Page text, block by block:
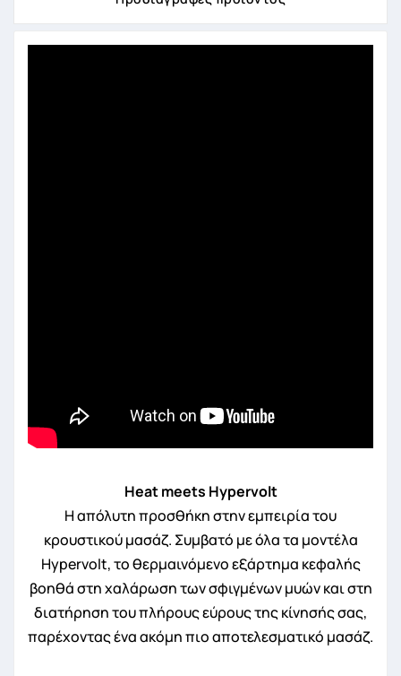
Heat meets Hypervolt
Η απόλυτη προσθήκη στην εμπειρία του
κρουστικού μασάζ. Συμβατό με όλα τα μοντέλα
Hypervolt, το θερμαινόμενο εξάρτημα κεφαλής
βοηθά στη χαλάρωση των σφιγμένων μυών και στη
διατήρηση του πλήρους εύρους της κίνησής σας,
παρέχοντας ένα ακόμη πιο αποτελεσματικό μασάζ.